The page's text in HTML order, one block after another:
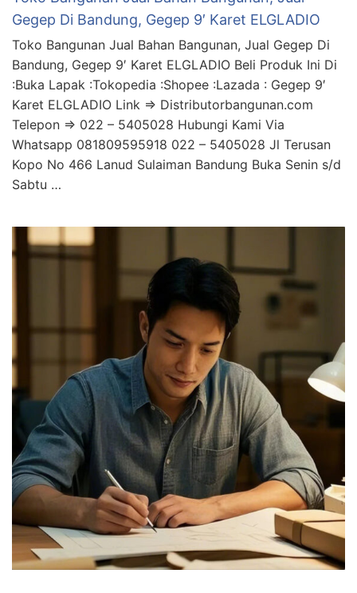
Gegep Di Bandung, Gegep 9′ Karet ELGLADIO
Toko Bangunan Jual Bahan Bangunan, Jual Gegep Di
Bandung, Gegep 9′ Karet ELGLADIO Beli Produk Ini Di
:Buka Lapak :Tokopedia :Shopee :Lazada : Gegep 9′
Karet ELGLADIO Link => Distributorbangunan.com
Telepon => 022 – 5405028 Hubungi Kami Via
Whatsapp 081809595918 022 – 5405028 Jl Terusan
Kopo No 466 Lanud Sulaiman Bandung Buka Senin s/d
Sabtu …